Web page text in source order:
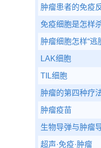
肿瘤患者的免疫
免疫细胞是怎样
肿瘤细胞怎样“逃
LAK细胞
TIL细胞
肿瘤的第四种疗
肿瘤疫苗
生物导弹与肿瘤
超声·免疫·肿瘤